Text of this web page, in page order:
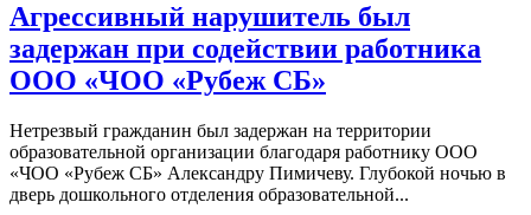
Агрессивный нарушитель был
задержан при содействии работника
ООО «ЧОО «Рубеж СБ»
Нетрезвый гражданин был задержан на территории
образовательной организации благодаря работнику ООО
«ЧОО «Рубеж СБ» Александру Пимичеву. Глубокой ночью в
дверь дошкольного отделения образовательной...